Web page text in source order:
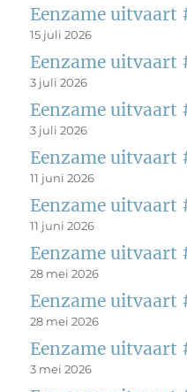
Eenzame uitvaart
15 juli 2026
Eenzame uitvaart
3 juli 2026
Eenzame uitvaart
3 juli 2026
Eenzame uitvaart
11 juni 2026
Eenzame uitvaart
11 juni 2026
Eenzame uitvaart
28 mei 2026
Eenzame uitvaart
28 mei 2026
Eenzame uitvaart
3 mei 2026